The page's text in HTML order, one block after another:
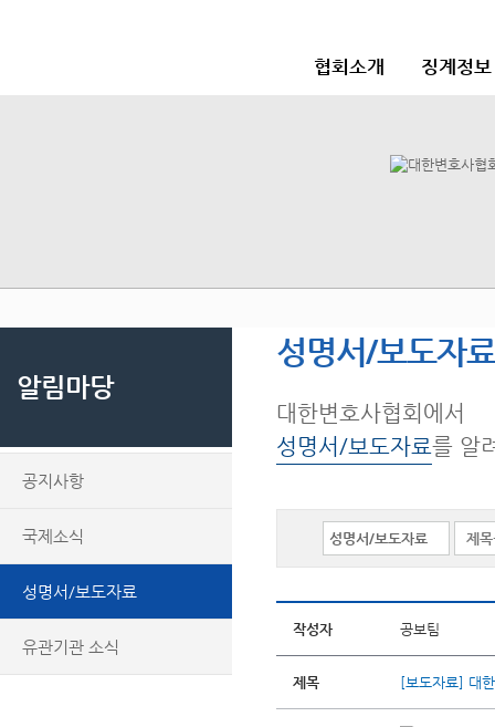
협회소개 징계정
알림마당
공지사항
국제소식
성명서/보도자료
유관기관 소식
성명서/보도자료
대한변호사협회에서
성명서/보도자료를 알
작성자 공보팀
제목 [보도자료] 대